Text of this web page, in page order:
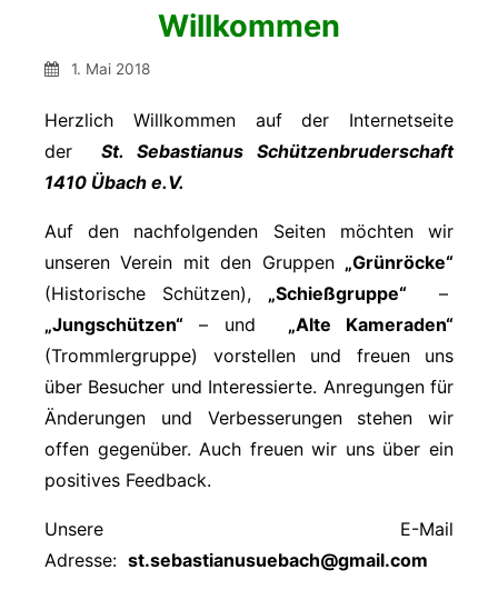
Willkommen
1. Mai 2018
Herzlich Willkommen auf der Internetseite
der St. Sebastianus Schützenbruderschaft
1410 Übach e.V.
Auf den nachfolgenden Seiten möchten wir
unseren Verein mit den Gruppen „Grünröcke“
(Historische Schützen), „Schießgruppe“–
„Jungschützen“ – und „Alte Kameraden“
(Trommlergruppe) vorstellen und freuen uns
über Besucher und Interessierte. Anregungen für
Änderungen und Verbesserungen stehen wir
offen gegenüber. Auch freuen wir uns über ein
positives Feedback.
Unsere E-Mail
Adresse: st.sebastianusuebach@gmail.com